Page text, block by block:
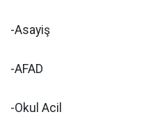
-Asayiş
-AFAD
-Okul Acil